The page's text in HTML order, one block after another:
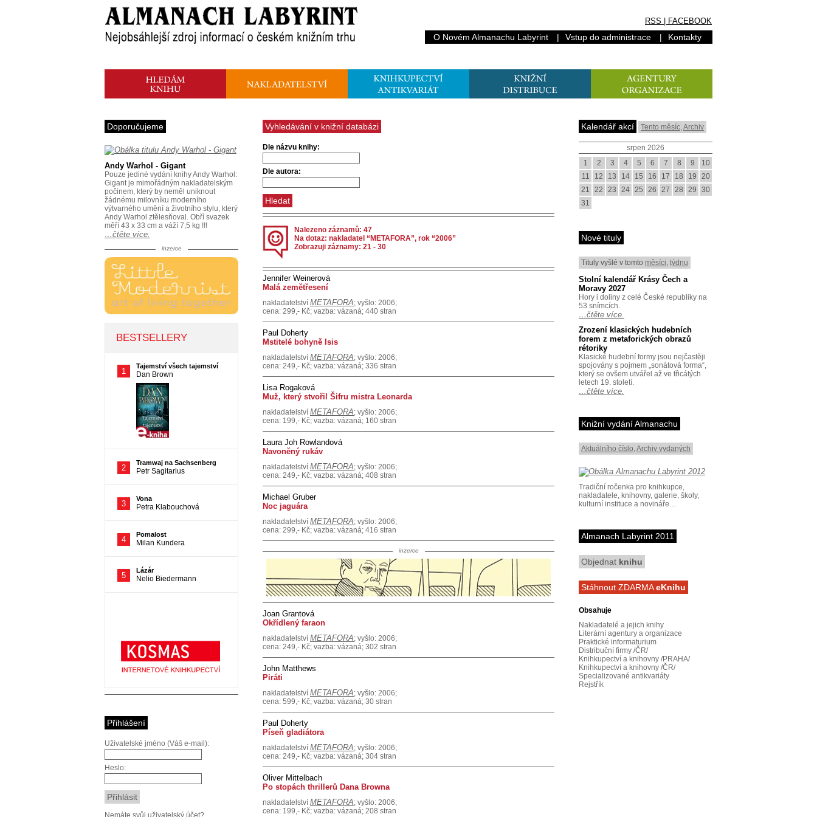
RSS FACEBOOK
O Novém Almanachu Labyrint | Vstup do administrace | Kontakty
Vyhledávání v knižní databázi
Dle názvu knihy:
Dle autora:
Nalezeno záznamů: 47
Na dotaz: nakladatel “METAFORA”, rok “2006”
Zobrazuji záznamy: 21 - 30
Jennifer Weinerová
Malá zemětřesení
nakladatelství METAFORA; vyšlo: 2006;
cena: 299,- Kč; vazba: vázaná; 440 stran
Paul Doherty
Mstitelé bohyně Isis
nakladatelství METAFORA; vyšlo: 2006;
cena: 249,- Kč; vazba: vázaná; 336 stran
Lisa Rogaková
Muž, který stvořil Šifru mistra Leonarda
nakladatelství METAFORA; vyšlo: 2006;
cena: 199,- Kč; vazba: vázaná; 160 stran
Laura Joh Rowlandová
Navoněný rukáv
nakladatelství METAFORA; vyšlo: 2006;
cena: 249,- Kč; vazba: vázaná; 408 stran
Michael Gruber
Noc jaguára
nakladatelství METAFORA; vyšlo: 2006;
cena: 299,- Kč; vazba: vázaná; 416 stran
inzerce
Joan Grantová
Okřídlený faraon
nakladatelství METAFORA; vyšlo: 2006;
cena: 249,- Kč; vazba: vázaná; 302 stran
John Matthews
Piráti
nakladatelství METAFORA; vyšlo: 2006;
cena: 599,- Kč; vazba: vázaná; 30 stran
Paul Doherty
Píseň gladiátora
nakladatelství METAFORA; vyšlo: 2006;
cena: 249,- Kč; vazba: vázaná; 304 stran
Oliver Mittelbach
Po stopách thrillerů Dana Browna
nakladatelství METAFORA; vyšlo: 2006;
cena: 199,- Kč; vazba: vázaná; 208 stran
Doporučujeme
Andy Warhol - Gigant
Pouze jediné vydání knihy Andy Warhol:
Gigant je mimořádným nakladatelským
počinem, který by neměl uniknout
žádnému milovníku moderního
výtvarného umění a životního stylu, který
Andy Warhol ztělesňoval. Obří svazek
měří 43 x 33 cm a váží 7,5 kg !!!
…čtěte více.
inzerce
Přihlášení
Uživatelské jméno (Váš e-mail):
Heslo:
Nemáte svůj uživatelský účet?
Kalendář akcí Tento měsíc,Archiv
srpen 2026
1
2 3 4 5 6 7 8 9
10
11
12 13 14 15 16 17 18 19
20
21
22 23 24 25 26 27 28 29
30
31
Nové tituly
Tituly vyšlé v tomto měsíci, týdnu
Stolní kalendář Krásy Čech a
Moravy 2027
Hory i doliny z celé České republiky na
53 snímcích.
…čtěte více.
Zrození klasických hudebních
forem z metaforických obrazů
rétoriky
Klasické hudební formy jsou nejčastěji
spojovány s pojmem „sonátová forma“,
který se ovšem utvářel až ve třicátých
letech 19. století.
…čtěte více.
Knižní vydání Almanachu
Aktuálního číslo,Archiv vydaných
Tradiční ročenka pro knihkupce,
nakladatele, knihovny, galerie, školy,
kulturní instituce a novináře…
Almanach Labyrint 2011
Objednat knihu
Stáhnout ZDARMAeKnihu
Obsahuje
Nakladatelé a jejich knihy
Literární agentury a organizace
Praktické informaturium
Distribuční firmy /ČR/
Knihkupectví a knihovny /PRAHA/
Knihkupectví a knihovny /ČR/
Specializované antikvariáty
Rejstřík